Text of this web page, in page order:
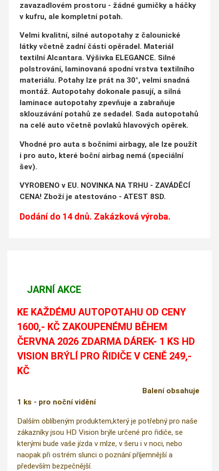
zavazadlovém prostoru - žádné gumičky a háčky
v kufru, ale kompletní potah.
Velmi kvalitní, silné autopotahy z čalounické
látky včetně zadní části opěradel. Materiál
textilní Alcantara. Výšivka ELEGANCE. Silné
polstrování, laminovaná spodní vrstva textilního
materiálu. Potahy lze prát na 30°, velmi snadná
montáž. Autopotahy dokonale pasují, a silná
laminace autopotahy zpevňuje a zabraňuje
sklouzávání potahů ze sedadel. Sada autopotahů
na celé auto včetně povlaků hlavových opěrek.
Vhodné pro auta s bočními airbagy, ale lze použít
i pro auto, které boční airbag nemá (speciální
šev).
VYROBENO v EU. NOVINKA NA TRHU - ZAVÁDĚCÍ
CENA! Zboží je atestováno - ATEST 8SD.
Dodání do 14 dnů. Zakázková výroba.
JARNÍ AKCE
KE KAŽDÉMU AUTOPOTAHU OD CENY
1600,- KČ ZAKOUPENÉMU BĚHEM
ČERVNA 2026 ZDARMA DÁREK- 1 KS HD
VISION BRÝLÍ PRO ŘIDIČE V CENĚ 249,-
KČ
Balení obsahuje
1 ks - pro noční vidění
Dalším oblíbeným produktem,který je potřebný pro naše
zákazníky jsou HD Vision brýle určené pro řidiče, se
kterými bude vaše jízda v mlze, v šeru i v noci, nebo
naopak při ostrém slunci o poznání příjemnější a
především bezpečnější.